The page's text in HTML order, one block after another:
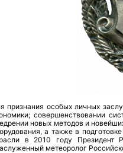
признания особых личных
совершенствовании
новых методов и
а также в
в 2010 году Президент
метеоролог